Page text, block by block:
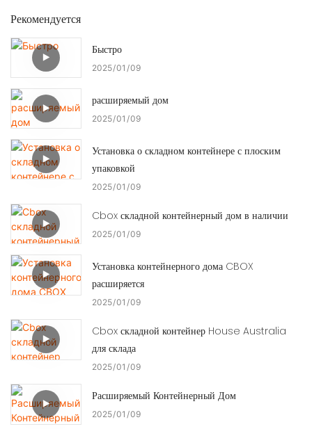
Рекомендуется
Быстро
2025 01 09
расширяемый дом
2025 01 09
Установка о складном контейнере с плоским
упаковкой
2025 01 09
Cbox складной контейнерный дом в наличии
2025 01 09
Установка контейнерного дома CBOX
расширяется
2025 01 09
Cbox складной контейнер House Australia
для склада
2025 01 09
Расширяемый Контейнерный Дом
2025 01 09